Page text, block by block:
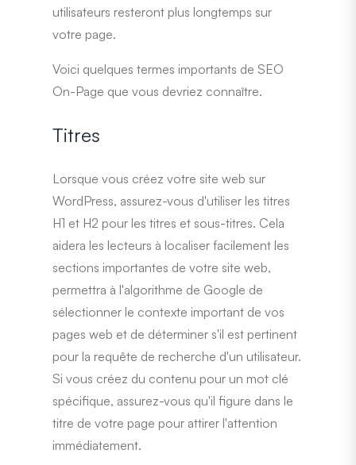
utilisateurs resteront plus longtemps sur
votre page.
Voici quelques termes importants de SEO
On-Page que vous devriez connaître.
Titres
Lorsque vous créez votre site web sur
WordPress, assurez-vous d'utiliser les titres
H1 et H2 pour les titres et sous-titres. Cela
aidera les lecteurs à localiser facilement les
sections importantes de votre site web,
permettra à l'algorithme de Google de
sélectionner le contexte important de vos
pages web et de déterminer s'il est pertinent
pour la requête de recherche d'un utilisateur.
Si vous créez du contenu pour un mot clé
spécifique, assurez-vous qu'il figure dans le
titre de votre page pour attirer l'attention
immédiatement.